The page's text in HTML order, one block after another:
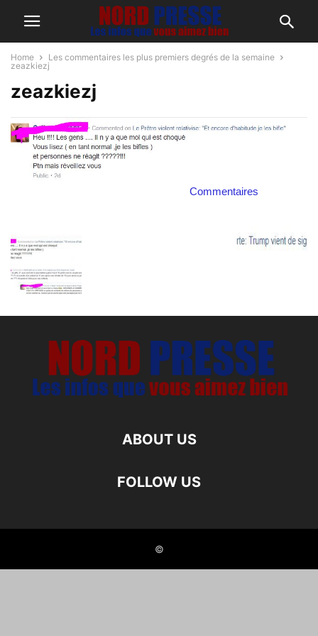
Home
Les commentaires les plus premiers degrés de la semaine
zeazkiezj
zeazkiezj
Commentaires
ABOUT US
FOLLOW US
©